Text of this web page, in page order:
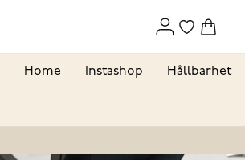
Home Instashop Hållbarhet